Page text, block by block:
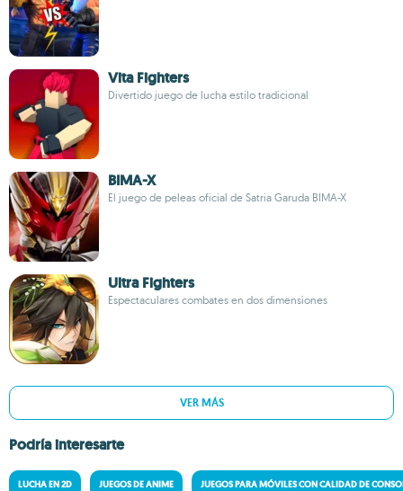
Vita Fighters
Divertido juego de lucha estilo tradicional
BIMA-X
El juego de peleas oficial de Satria Garuda BIMA-X
Ultra Fighters
Espectaculares combates en dos dimensiones
VER MÁS
Podría interesarte
LUCHA EN 2D JUEGOS DE ANIME JUEGOS PARA MÓVILES CON CALIDAD DE